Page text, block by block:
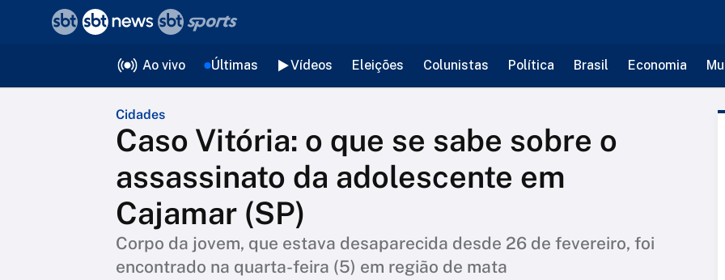
Ao vivo Últimas Vídeos Eleições Colunistas Política Brasil Economia
Cidades
Caso Vitória: o que se sabe sobre o
assassinato da adolescente em
Cajamar (SP)
Corpo da jovem, que estava desaparecida desde 26 de fevereiro, foi
encontrado na quarta-feira (5) em região de mata
voltar
Editorias